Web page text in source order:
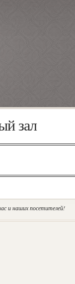
зал
и наших посетителей!